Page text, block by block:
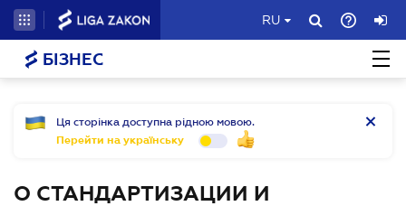
RU
БІЗНЕС
Ця сторінка доступна рідною мовою.
Перейти на українську
О СТАНДАРТИЗАЦИИ И